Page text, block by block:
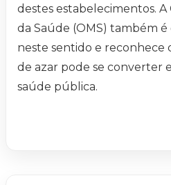
destes estabelecimentos.
da Saúde (OMS) também
neste sentido e reconhece
de azar pode se converter
saúde pública.